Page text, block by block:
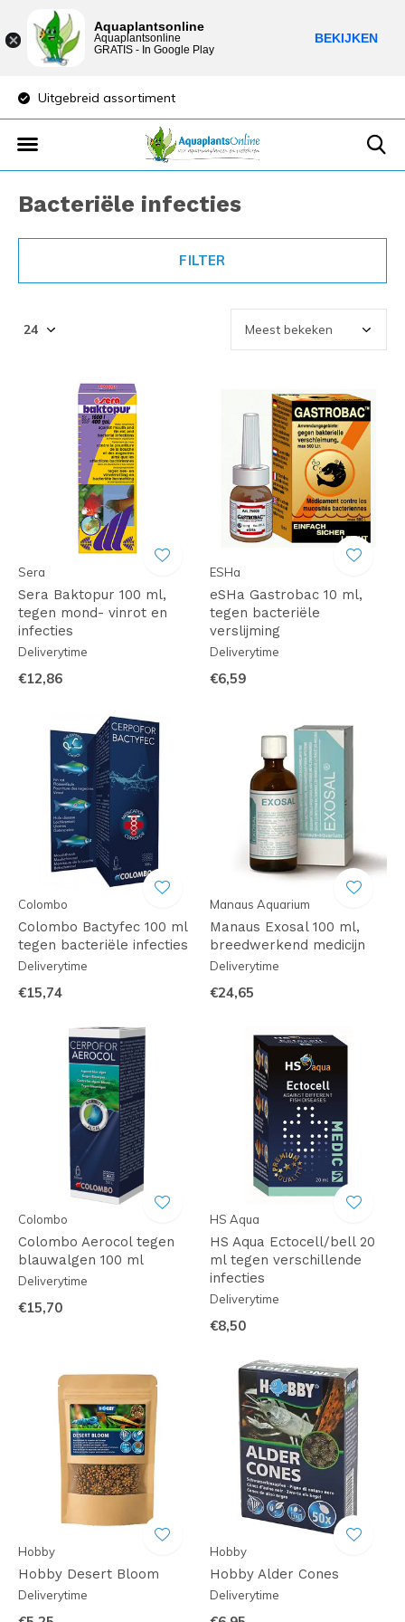
Uitgebreid assortiment
Bacteriële infecties
FILTER
Sera
Sera Baktopur 100 ml,
tegen mond- vinrot en
infecties
Deliverytime
€12,86
ESHa
eSHa Gastrobac 10 ml,
tegen bacteriële
verslijming
Deliverytime
€6,59
Colombo
Colombo Bactyfec 100 ml
tegen bacteriële infecties
Deliverytime
€15,74
Manaus Aquarium
Manaus Exosal 100 ml,
breedwerkend medicijn
Deliverytime
€24,65
Colombo
Colombo Aerocol tegen
blauwalgen 100 ml
Deliverytime
€15,70
HS Aqua
HS Aqua Ectocell/bell 20
ml tegen verschillende
infecties
Deliverytime
€8,50
Hobby
Hobby Desert Bloom
Deliverytime
Hobby
Hobby Alder Cones
Deliverytime
Aquaplantsonline
Aquaplantsonline
GRATIS - In Google Play
BEKIJKEN